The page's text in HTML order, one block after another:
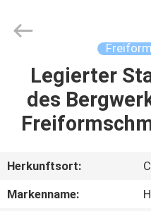
HAUS
PRODUKTE
VIDEOS
ENERGY
EQUIPMENT
Legierter
des
Herkunftsort:
Markenname: